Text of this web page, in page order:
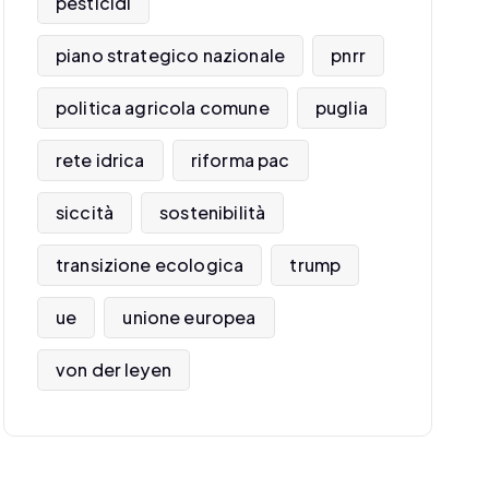
piano strategico nazionale pnrr
politica agricola comune puglia
rete idrica riforma pac
siccità sostenibilità
transizione ecologica trump
ue unione europea
von der leyen